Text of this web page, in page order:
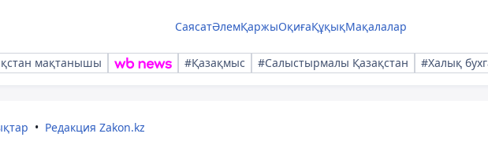
СаясатӘлемҚаржыОқиғаҚұқықМақалалар
мақтанышы #Қазақмыс #Салыстырмалы Қазақстан #Халық
Редакция Zakon.kz